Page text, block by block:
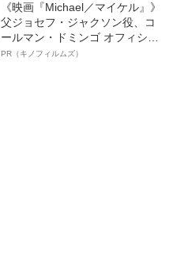
《映画『Michael／マイケル』》
父ジョセフ・ジャクソン役、コ
ールマン・ドミンゴ オフィシャ
ルインタビュー“観客を魅了した
PR（キノフィルムズ）